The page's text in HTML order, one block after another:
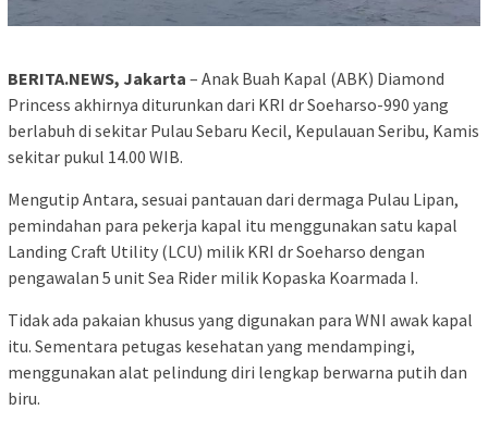
BERITA.NEWS, Jakarta – Anak Buah Kapal (ABK) Diamond
Princess akhirnya diturunkan dari KRI dr Soeharso-990 yang
berlabuh di sekitar Pulau Sebaru Kecil, Kepulauan Seribu, Kamis
sekitar pukul 14.00 WIB.
Mengutip Antara, sesuai pantauan dari dermaga Pulau Lipan,
pemindahan para pekerja kapal itu menggunakan satu kapal
Landing Craft Utility (LCU) milik KRI dr Soeharso dengan
pengawalan 5 unit Sea Rider milik Kopaska Koarmada I.
Tidak ada pakaian khusus yang digunakan para WNI awak kapal
itu. Sementara petugas kesehatan yang mendampingi,
menggunakan alat pelindung diri lengkap berwarna putih dan
biru.